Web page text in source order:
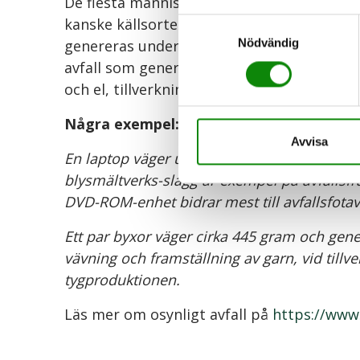
Nödvändig
Avvisa
kanske källsorterar för återvinning, men
genereras under produktionen av de
avfall som genereras genom utvinning
och el, tillverkning, etc.
Några exempel:
En laptop väger ungefär 3 kilo men
blysmältverks-slagg är exempel på
DVD-ROM-enhet bidrar mest till
Ett par byxor väger cirka 445 gram och
vävning och framställning av garn, vid
tygproduktionen.
Läs mer om osynligt avfall på https://